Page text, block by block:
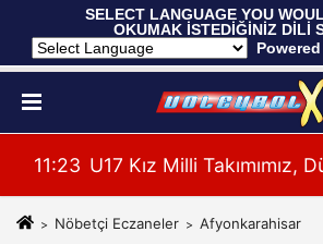
SELECT LANGUAGE YOU
OKUMAK İSTEDİĞİNİZ DİLİ
Oynadı
11:23 U17 Kız Milli Takımımız,
Nöbetçi Eczaneler Afyonkarahisar